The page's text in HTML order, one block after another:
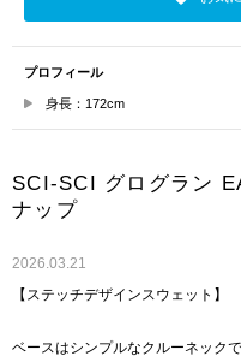
プロフィール
身長：172cm
SCI-SCI グログラン
ナップ
2026.03.21
【ステッチデザインスウェット】
ベースはシンプルなクルーネック